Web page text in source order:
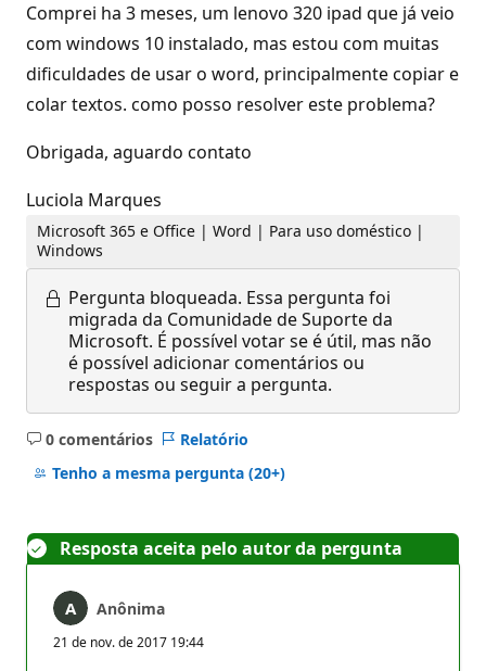
Comprei ha 3 meses, um lenovo 320 ipad que já veio
com windows 10 instalado, mas estou com muitas
dificuldades de usar o word, principalmente copiar e
colar textos. como posso resolver este problema?
Obrigada, aguardo contato
Luciola Marques
Microsoft 365 e Office | Word | Para uso doméstico |
Windows
Pergunta bloqueada. Essa pergunta foi
migrada da Comunidade de Suporte da
Microsoft. É possível votar se é útil, mas não
é possível adicionar comentários ou
respostas ou seguir a pergunta.
0 comentários
Sem
comentários
Relatório
Tenho a mesma pergunta (20+)
Resposta aceita pelo autor da pergunta
Anônima
21 de nov. de 2017 19:44